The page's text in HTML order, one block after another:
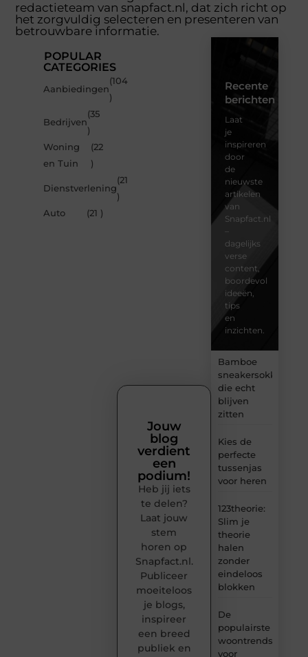
redactieteam van snapfact.nl, dat zich richt op
het zorgvuldig selecteren en presenteren van
betrouwbare informatie.
POPULAR
CATEGORIES
Aanbiedingen
(104
)
Bedrijven
(35
)
Woning
en Tuin
(22
)
Dienstverlening
(21
)
Auto
(21 )
Recente
berichten
Laat
je
inspireren
door
de
nieuwste
artikelen
van
Snapfact.nl
–
dagelijks
verse
content,
boordevol
ideeën,
tips
en
inzichten.
Bamboe
sneakersokken
die echt
blijven
zitten
Kies de
perfecte
tussenjas
voor heren
123theorie:
Slim je
theorie
halen
zonder
eindeloos
blokken
De
populairste
woontrends
voor
Jouw
blog
verdient
een
podium!
Heb jij iets
te delen?
Laat jouw
stem
horen op
Snapfact.nl.
Publiceer
moeiteloos
je blogs,
inspireer
een breed
publiek en